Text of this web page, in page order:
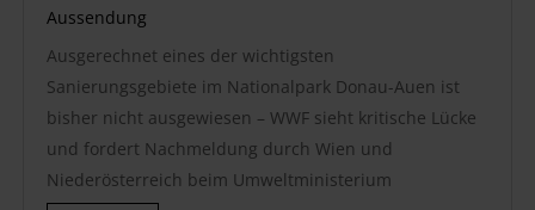
Aussendung
Ausgerechnet eines der wichtigsten
Sanierungsgebiete im Nationalpark Donau-Auen ist
bisher nicht ausgewiesen – WWF sieht kritische Lücke
und fordert Nachmeldung durch Wien und
Niederösterreich beim Umweltministerium